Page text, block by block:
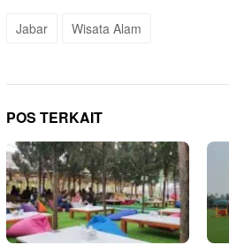
Jabar Wisata Alam
POS TERKAIT